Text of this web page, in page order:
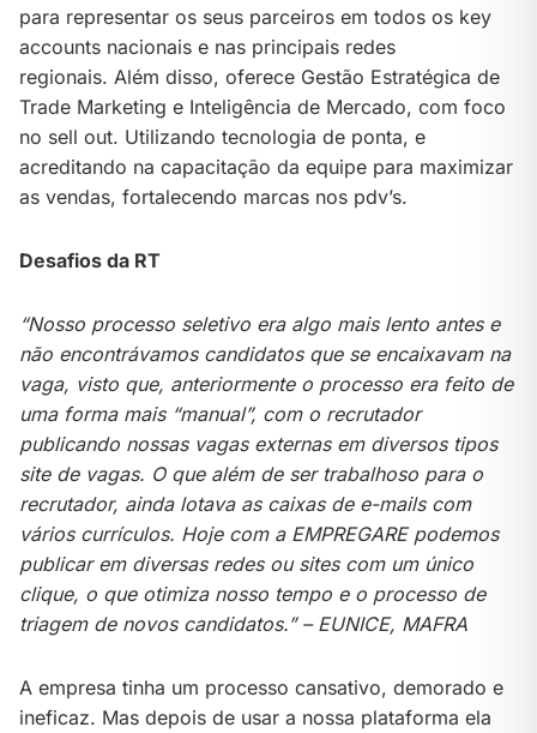
para representar os seus parceiros em todos os key
accounts nacionais e nas principais redes
regionais. Além disso, oferece Gestão Estratégica de
Trade Marketing e Inteligência de Mercado, com foco
no sell out. Utilizando tecnologia de ponta, e
acreditando na capacitação da equipe para maximizar
as vendas, fortalecendo marcas nos pdv’s.
Desafios da RT
“Nosso processo seletivo era algo mais lento antes e
não encontrávamos candidatos que se encaixavam na
vaga, visto que, anteriormente o processo era feito de
uma forma mais “manual”, com o recrutador
publicando nossas vagas externas em diversos tipos
site de vagas. O que além de ser trabalhoso para o
recrutador, ainda lotava as caixas de e-mails com
vários currículos. Hoje com a EMPREGARE podemos
publicar em diversas redes ou sites com um único
clique, o que otimiza nosso tempo e o processo de
triagem de novos candidatos.” – EUNICE, MAFRA
A empresa tinha um processo cansativo, demorado e
ineficaz. Mas depois de usar a nossa plataforma ela